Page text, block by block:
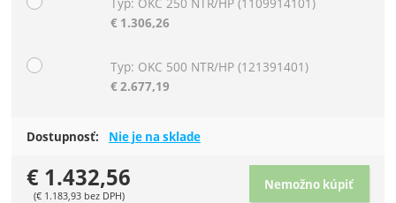
€ 1.306,26
Typ: OKC 500 NTR/HP(121391401)
€ 2.677,19
Dostupnosť: Nie je na sklade
€ 1.432,56
(€1.183,93 bez DPH)
Nemožno kúpiť